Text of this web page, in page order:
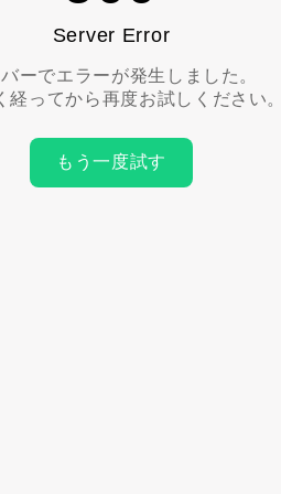
Server Error
ーでエラーが発生しました。
経ってから再度お試しください。
もう一度試す